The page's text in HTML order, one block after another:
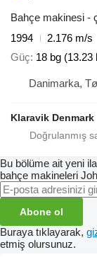
Bahçe makinesi -
1994
2.176 m/s
Güç 18 bg (13.23
Danimarka,
Klaravik Denmark
Bu bölüme ait yeni
bahçe makineleri
Abone ol
Buraya tıklayarak,
etmiş olursunuz.